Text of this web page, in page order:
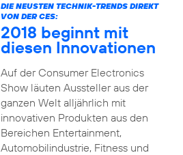
DIE NEUSTEN TECHNIK-TRENDS DIREKT
VON DER CES:
2018 beginnt mit
diesen Innovationen
Auf der Consumer Electronics
Show läuten Aussteller aus der
ganzen Welt alljährlich mit
innovativen Produkten aus den
Bereichen Entertainment,
Automobilindustrie, Fitness und